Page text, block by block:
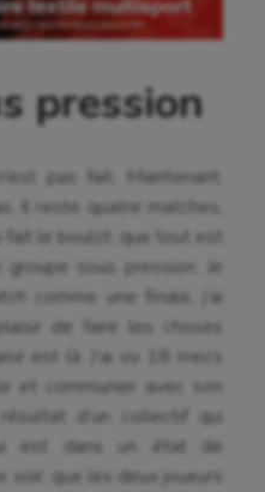
pression
pas fait. Maintenant,
Il reste quatre matches,
fait le boulot, que tout est
sous pression. Je
comme une finale, j’ai
de faire les choses
est là. J’ai vu 18 mecs
et communier avec son
d’un collectif qui
est dans un état de
soir, que les deux joueurs